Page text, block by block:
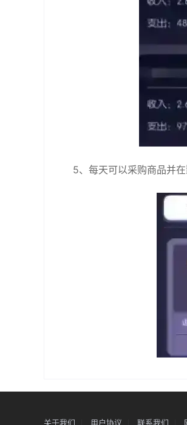
5、每天可以采购商品并
关于我们 用户协议 联系我们